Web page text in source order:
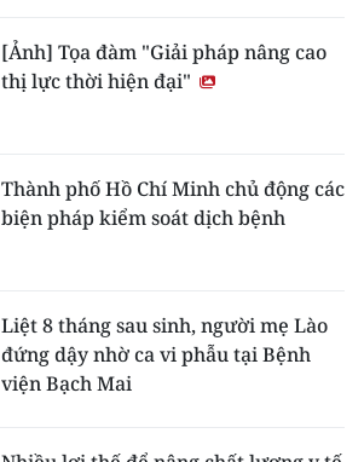
[Ảnh] Tọa đàm "Giải pháp nâng cao
thị lực thời hiện đại"
Thành phố Hồ Chí Minh chủ động các
biện pháp kiểm soát dịch bệnh
Liệt 8 tháng sau sinh, người mẹ Lào
đứng dậy nhờ ca vi phẫu tại Bệnh
viện Bạch Mai